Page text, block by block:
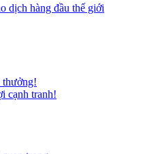
dịch hàng đầu thế giới
thưởng!
cạnh tranh!